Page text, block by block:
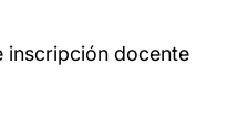
inscripción docente